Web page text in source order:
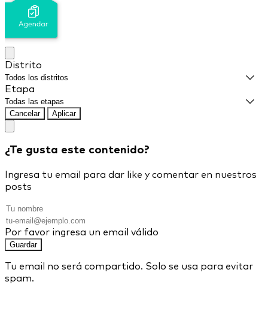
Distrito
Etapa
Cancelar Aplicar
¿Te gusta este contenido?
Ingresa tu email para dar like y comentar en nuestros
posts
Por favor ingresa un email válido
Guardar
Tu email no será compartido. Solo se usa para evitar
spam.